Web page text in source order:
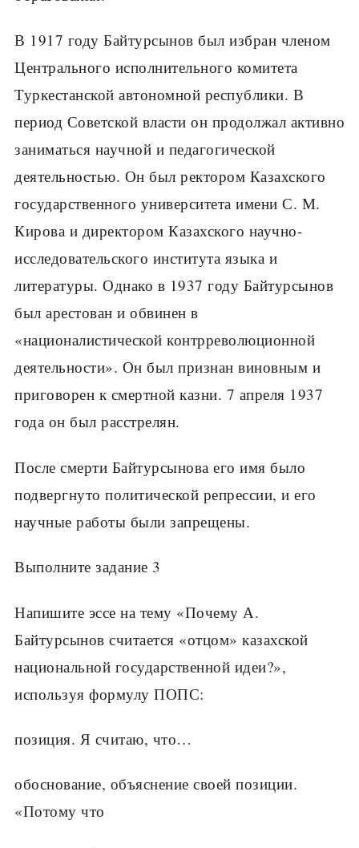
В 1917 году Байтурсынов был избран членом
Центрального исполнительного комитета
Туркестанской автономной республики. В
период Советской власти он продолжал активно
заниматься научной и педагогической
деятельностью. Он был ректором Казахского
государственного университета имени С. М.
Кирова и директором Казахского научно-
исследовательского института языка и
литературы. Однако в 1937 году Байтурсынов
был арестован и обвинен в
«националистической контрреволюционной
деятельности». Он был признан виновным и
приговорен к смертной казни. 7 апреля 1937
года он был расстрелян.
После смерти Байтурсынова его имя было
подвергнуто политической репрессии, и его
научные работы были запрещены.
Выполните задание 3
Напишите эссе на тему «Почему А.
Байтурсынов считается «отцом» казахской
национальной государственной идеи?»,
используя формулу ПОПС:
позиция. Я считаю, что…
обоснование, объяснение своей позиции.
«Потому что